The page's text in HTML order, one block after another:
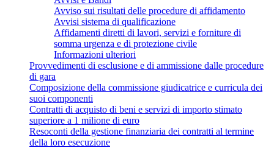
Avviso sui risultati delle procedure di affidamento
Avvisi sistema di qualificazione
Affidamenti diretti di lavori, servizi e forniture di
somma urgenza e di protezione civile
Informazioni ulteriori
Provvedimenti di esclusione e di ammissione dalle procedure
di gara
Composizione della commissione giudicatrice e curricula dei
suoi componenti
Contratti di acquisto di beni e servizi di importo stimato
superiore a 1 milione di euro
Resoconti della gestione finanziaria dei contratti al termine
della loro esecuzione